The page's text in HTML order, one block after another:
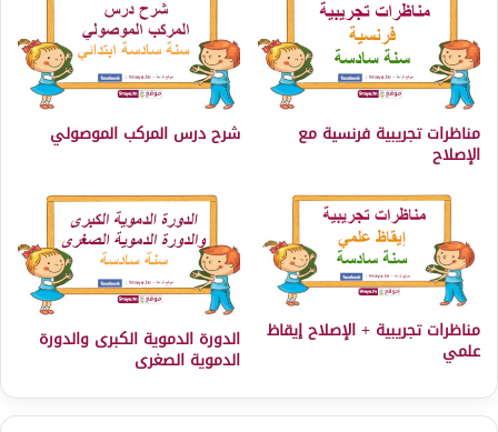
مناظرات تجريبية فرنسية مع
الإصلاح
شرح درس المركب الموصولي
مناظرات تجريبية + الإصلاح إيقاظ
علمي الدورة الدموية الكبرى والدورة
الدموية الصغرى